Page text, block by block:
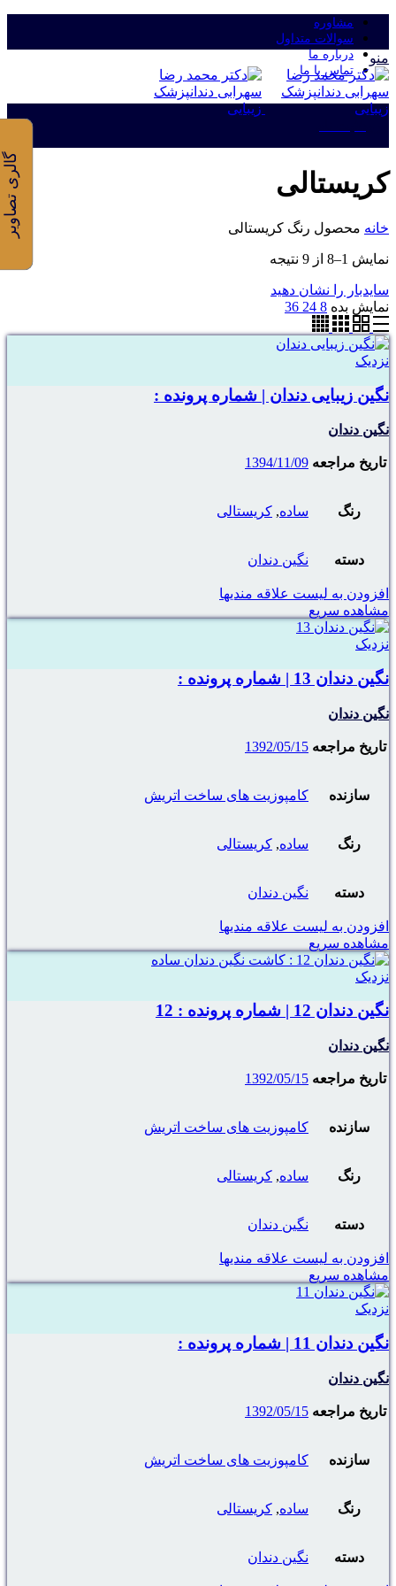
مشاوره
سوالات متداول
درباره ما
تماس با ما
منو
کریستالی
خانه محصول رنگ کریستالی
نمایش 1–8 از 9 نتیجه
سایدبار را نشان دهید
نمایش بده 8
24
36
نزدیک
نگین زیبایی دندان | شماره پرونده :
نگین دندان
تاریخ مراجعه 1394/11/09
رنگ ساده, کریستالی
دسته نگین دندان
افزودن به لیست علاقه مندیها
مشاهده سریع
نزدیک
نگین دندان 13 | شماره پرونده :
نگین دندان
تاریخ مراجعه 1392/05/15
سازنده کامپوزیت های ساخت اتریش
رنگ ساده, کریستالی
دسته نگین دندان
افزودن به لیست علاقه مندیها
مشاهده سریع
نزدیک
نگین دندان 12 | شماره پرونده : 12
نگین دندان
تاریخ مراجعه 1392/05/15
سازنده کامپوزیت های ساخت اتریش
رنگ ساده, کریستالی
دسته نگین دندان
افزودن به لیست علاقه مندیها
مشاهده سریع
نزدیک
نگین دندان 11 | شماره پرونده :
نگین دندان
تاریخ مراجعه 1392/05/15
سازنده کامپوزیت های ساخت اتریش
رنگ ساده, کریستالی
دسته نگین دندان
گالری تصاویر